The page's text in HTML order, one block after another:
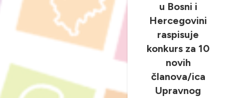
u Bosni i
Hercegovini
raspisuje
konkurs za 10
novih
članova/ica
Upravnog